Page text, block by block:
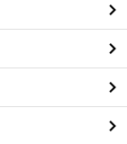
る